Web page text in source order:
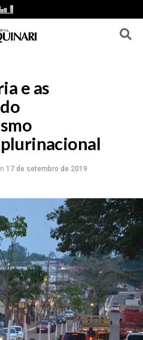
e as
17 de setembro de 2019